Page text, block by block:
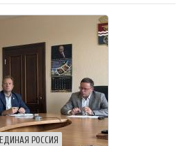
ЕДИНАЯ РОССИЯ